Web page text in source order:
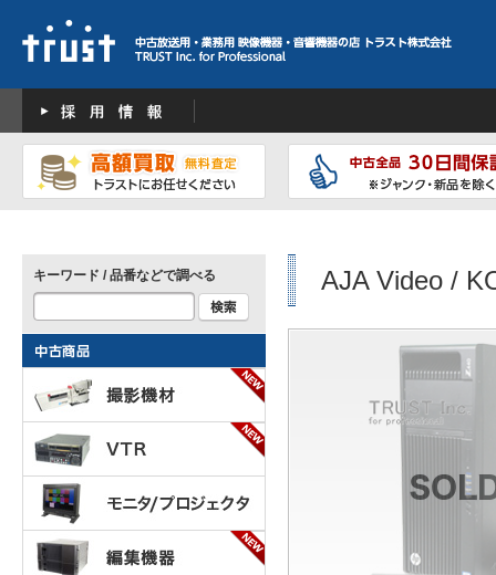
AJA Video /
キーワード / 品番などで調べる